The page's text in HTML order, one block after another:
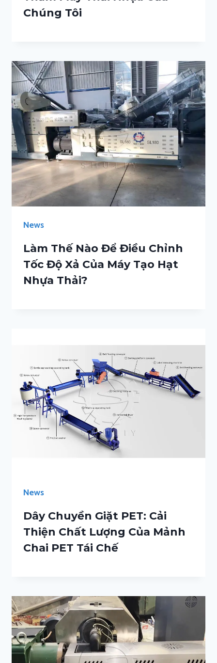
Chúng Tôi
News
Làm Thế Nào Để Điều Chỉnh
Tốc Độ Xả Của Máy Tạo Hạt
Nhựa Thải?
News
Dây Chuyền Giặt PET: Cải
Thiện Chất Lượng Của Mảnh
Chai PET Tái Chế